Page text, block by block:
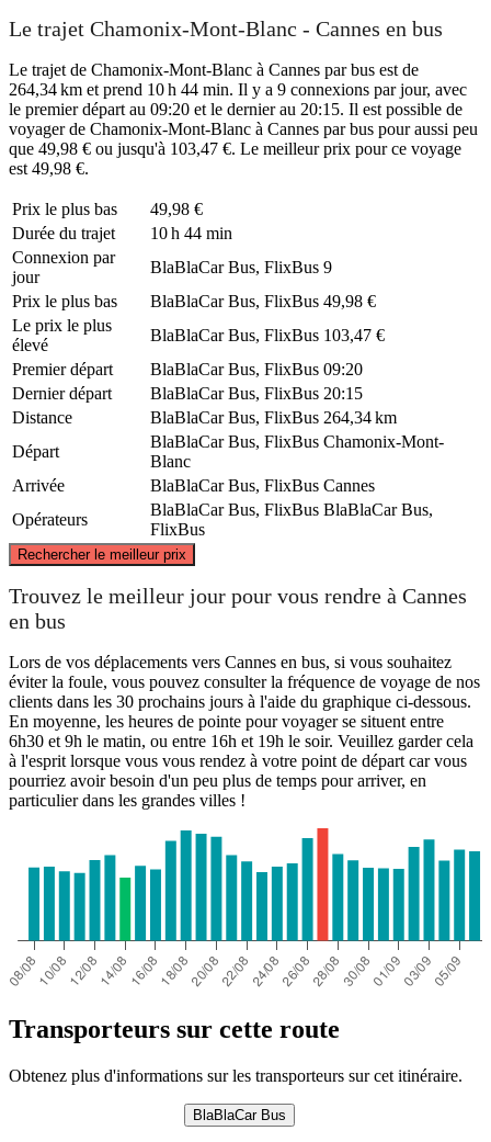
Le trajet Chamonix-Mont-Blanc - Cannes en bus
Le trajet de Chamonix-Mont-Blanc à Cannes par bus est de
264,34 km et prend 10 h 44 min. Il y a 9 connexions par jour, avec
le premier départ au 09:20 et le dernier au 20:15. Il est possible de
voyager de Chamonix-Mont-Blanc à Cannes par bus pour aussi peu
que 49,98 € ou jusqu'à 103,47 €. Le meilleur prix pour ce voyage
est 49,98 €.
Prix ​​le plus bas
49,98 €
Durée du trajet
10 h 44 min
Connexion par
jour
BlaBlaCar Bus, FlixBus 9
Prix ​​le plus bas
BlaBlaCar Bus, FlixBus 49,98 €
Le prix le plus
élevé
BlaBlaCar Bus, FlixBus 103,47 €
Premier départ
BlaBlaCar Bus, FlixBus 09:20
Dernier départ
BlaBlaCar Bus, FlixBus 20:15
Distance
BlaBlaCar Bus, FlixBus 264,34 km
Départ
BlaBlaCar Bus, FlixBus Chamonix-Mont-
Blanc
Arrivée
BlaBlaCar Bus, FlixBus Cannes
Opérateurs
BlaBlaCar Bus, FlixBus BlaBlaCar Bus,
FlixBus
Rechercher le meilleur prix
Cannes
Trouvez le meilleur jour pour vous rendre à Cannes
en bus
Lors de vos déplacements vers Cannes en bus, si vous souhaitez
éviter la foule, vous pouvez consulter la fréquence de voyage de nos
clients dans les 30 prochains jours à l'aide du graphique ci-dessous.
En moyenne, les heures de pointe pour voyager se situent entre
6h30 et 9h le matin, ou entre 16h et 19h le soir. Veuillez garder cela
à l'esprit lorsque vous vous rendez à votre point de départ car vous
pourriez avoir besoin d'un peu plus de temps pour arriver, en
particulier dans les grandes villes !
Transporteurs sur cette route
Obtenez plus d'informations sur les transporteurs sur cet itinéraire.
BlaBlaCar Bus